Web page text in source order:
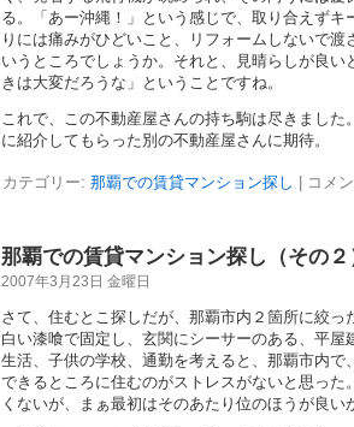
る。「あー沖縄！」という感じで、取り合えずキ
りには痛みがひどいこと、リフォームしないで渡
いうところでしょうか。それと、見晴らしが良い
きは大変だろうな」ということですね。
これで、この不動産屋さんの持ち駒は尽きました
に紹介してもらった別の不動産屋さんに期待。
カテゴリー: 那覇での賃貸マンション探し コメ
那覇での賃貸マンション探し（その２
2007年3月23日 金曜日
さて、住むとこ探しだが、那覇市内２箇所に絞っ
白い漆喰で固定し、玄関にシーサーのある、平屋
生活、子供の学校、通勤を考えると、那覇市内で
できるところに住むのがストレスがないと思った
くないが、まぁ最初はそのあたり位のほうが良い